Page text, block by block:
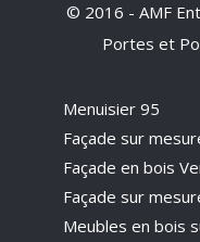
© 2016 - AMF
Portes et
Menuisier 95
Façade sur
Façade en bois
Façade sur
Meubles en bois